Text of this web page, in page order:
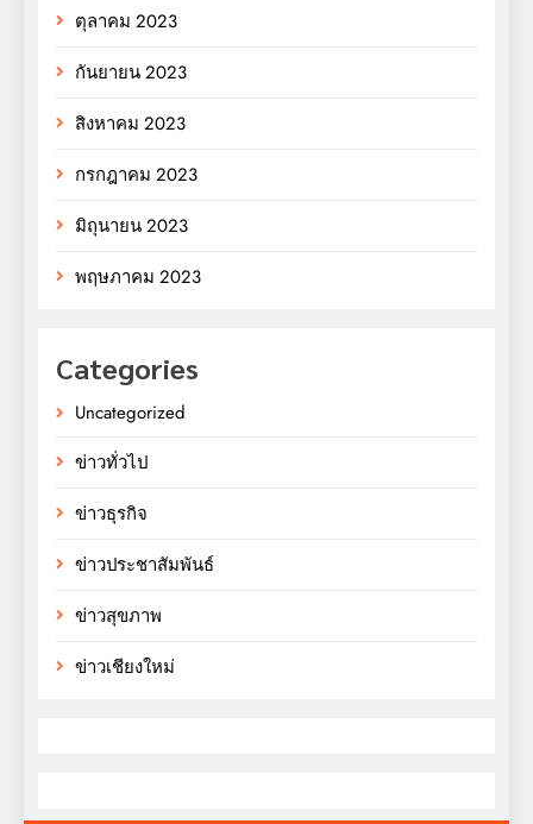
ตุลาคม 2023
กันยายน 2023
สิงหาคม 2023
กรกฎาคม 2023
มิถุนายน 2023
พฤษภาคม 2023
Categories
Uncategorized
ข่าวทั่วไป
ข่าวธุรกิจ
ข่าวประชาสัมพันธ์
ข่าวสุขภาพ
ข่าวเชียงใหม่